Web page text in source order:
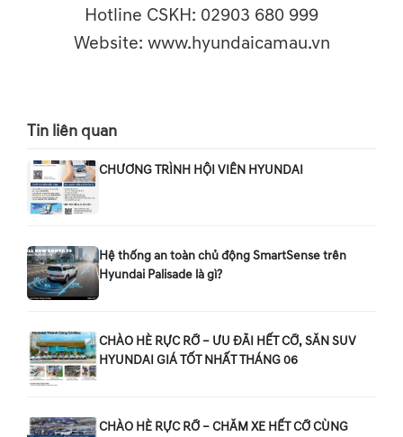
Hotline CSKH: 02903 680 999
Website: www.hyundaicamau.vn
Tin liên quan
CHƯƠNG TRÌNH HỘI VIÊN HYUNDAI
Hệ thống an toàn chủ động SmartSense trên
Hyundai Palisade là gì?
CHÀO HÈ RỰC RỠ – ƯU ĐÃI HẾT CỠ, SĂN SUV
HYUNDAI GIÁ TỐT NHẤT THÁNG 06
CHÀO HÈ RỰC RỠ – CHĂM XE HẾT CỠ CÙNG